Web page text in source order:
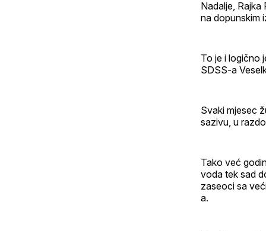
Nadalje,
na dopunskim
To je i logično
SDSS-a
Svaki mjesec
sazivu, u
Tako već
voda tek sad
zaseoci sa
a.